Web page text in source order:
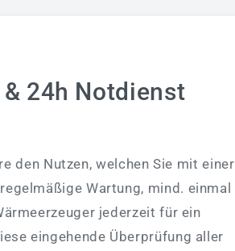
24h Notdienst
den Nutzen, welchen Sie mit einer
Wartung, mind. einmal
jederzeit für ein
eingehende Überprüfung aller